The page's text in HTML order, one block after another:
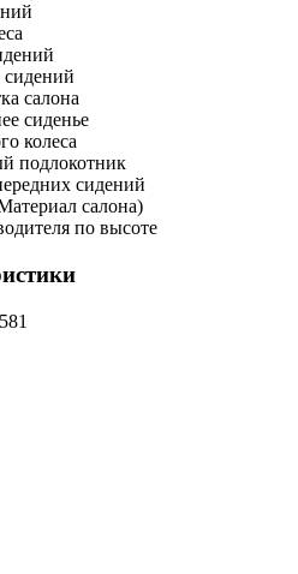
салона
сиденье
колеса
подлокотник
сидений
салона)
по высоте